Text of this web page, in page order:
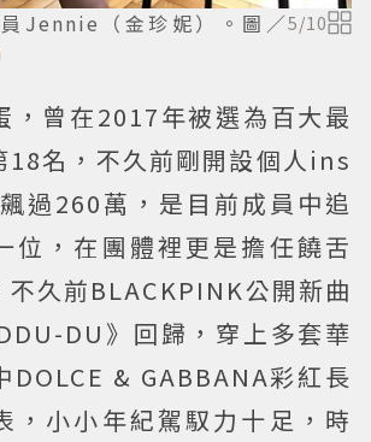
Jennie（金珍妮）。圖／5/10
，曾在2017年被選為百大最
18名，不久前剛開設個人ins
過260萬，是目前成員中追
位，在團體裡更是擔任饒舌
不久前BLACKPINK公開新曲
DU》回歸，穿上多套華
DOLCE & GABBANA彩紅長
，小小年紀駕馭力十足，時